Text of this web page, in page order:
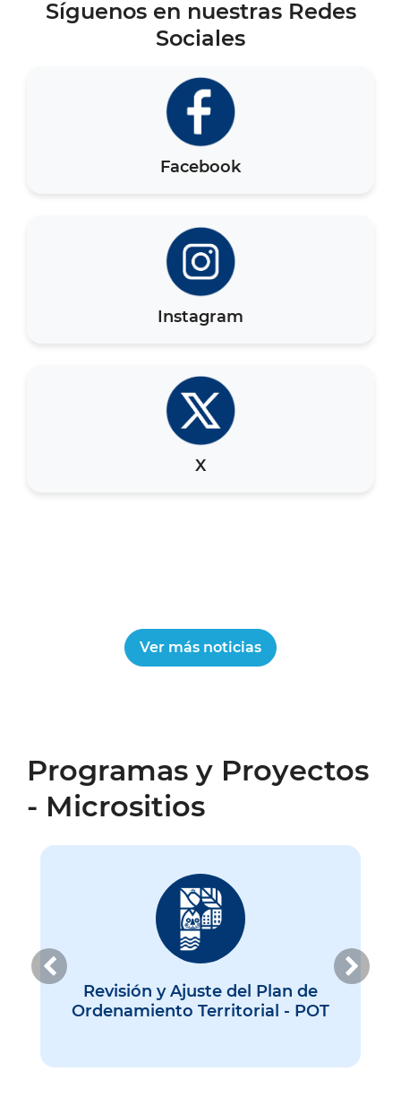
Síguenos en nuestras Redes
Sociales
Facebook
Instagram
X
Ver más noticias
Programas y Proyectos
- Micrositios
Revisión y Ajuste del Plan de
Ordenamiento Territorial - POT